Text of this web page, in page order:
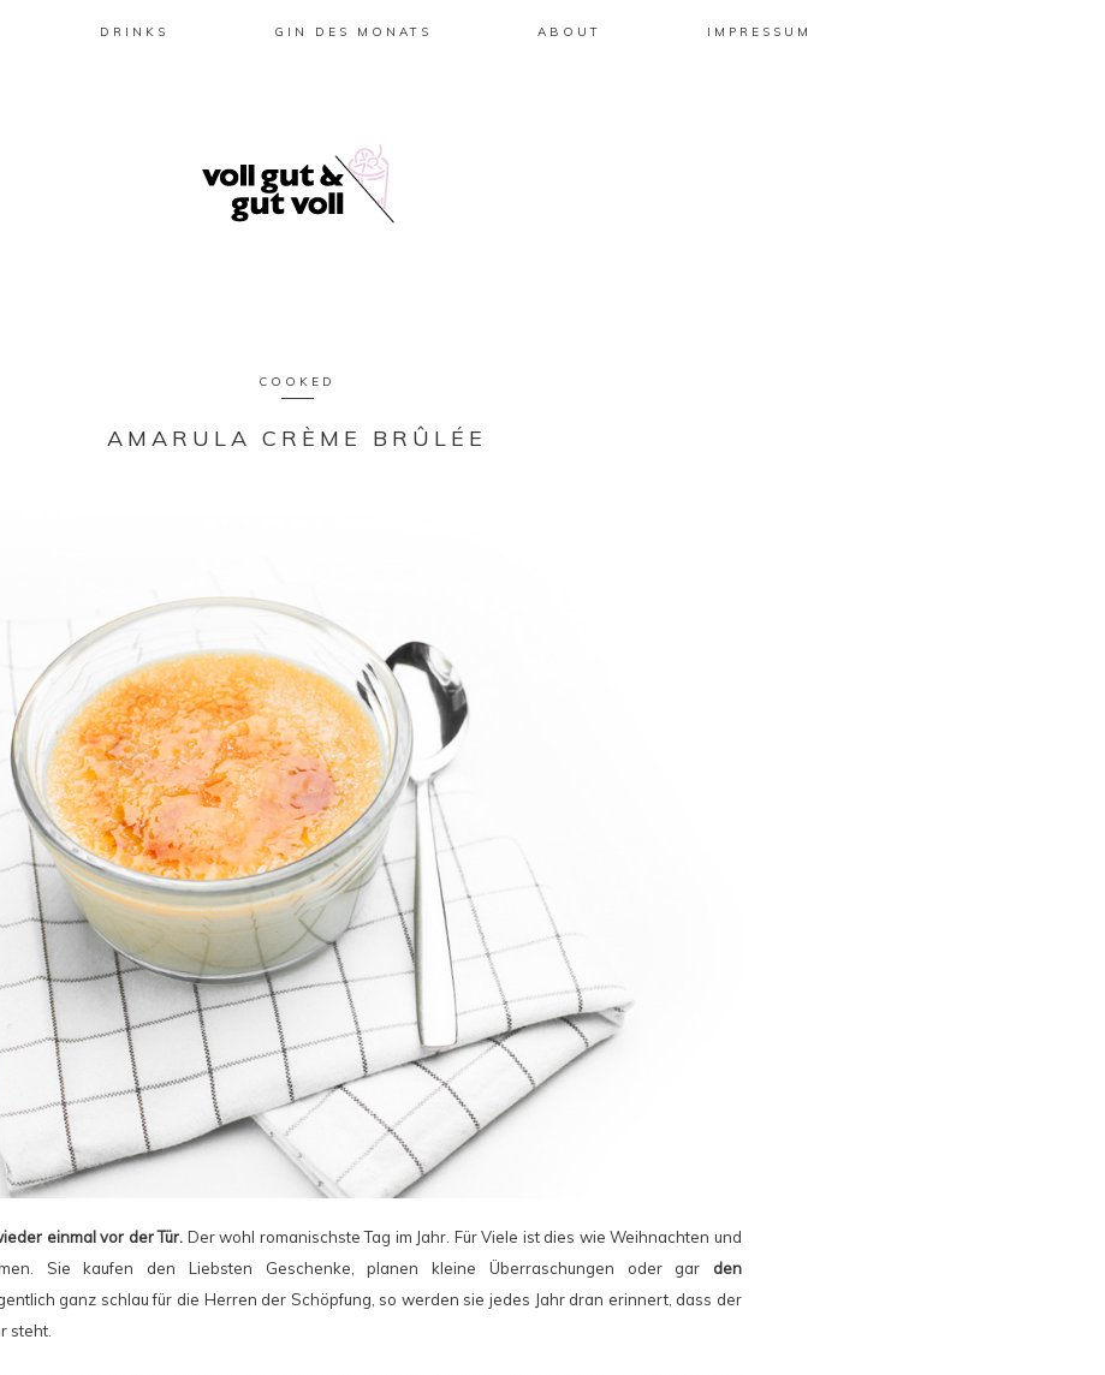
DRINKS GIN DES MONATS ABOUT IMPRESSUM
COOKED
AMARULA CRÈME BRÛLÉE
einmal vor der Tür. Der wohl romanischste Tag im Jahr. Für Viele ist dies wie Weihnachten und
Sie kaufen den Liebsten Geschenke, planen kleine Überraschungen oder gar den
ganz schlau für die Herren der Schöpfung, so werden sie jedes Jahr dran erinnert, dass der
steht.